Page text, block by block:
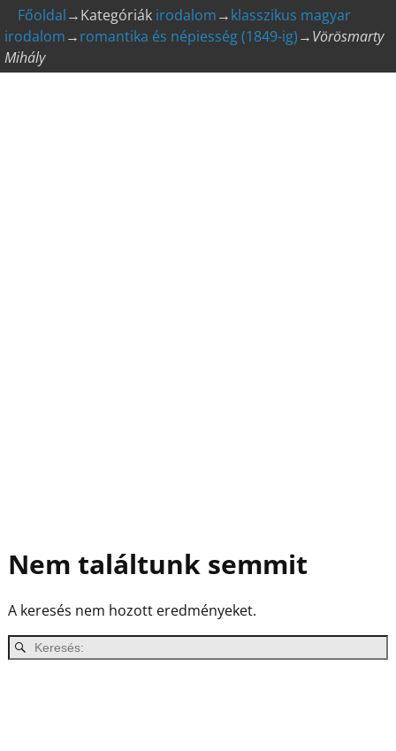
Főoldal→Kategóriák irodalom→klasszikus magyar
irodalom→romantika és népiesség (1849-ig)→Vörösmarty
Mihály
Nem találtunk semmit
A keresés nem hozott eredményeket.